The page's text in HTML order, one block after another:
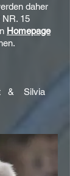
daher
NR. 15
Homepage
& Silvia